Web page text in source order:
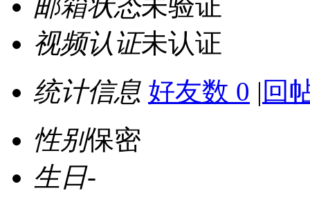
视频认证未认证
统计信息 好友数 0 | 回
性别保密
生日-